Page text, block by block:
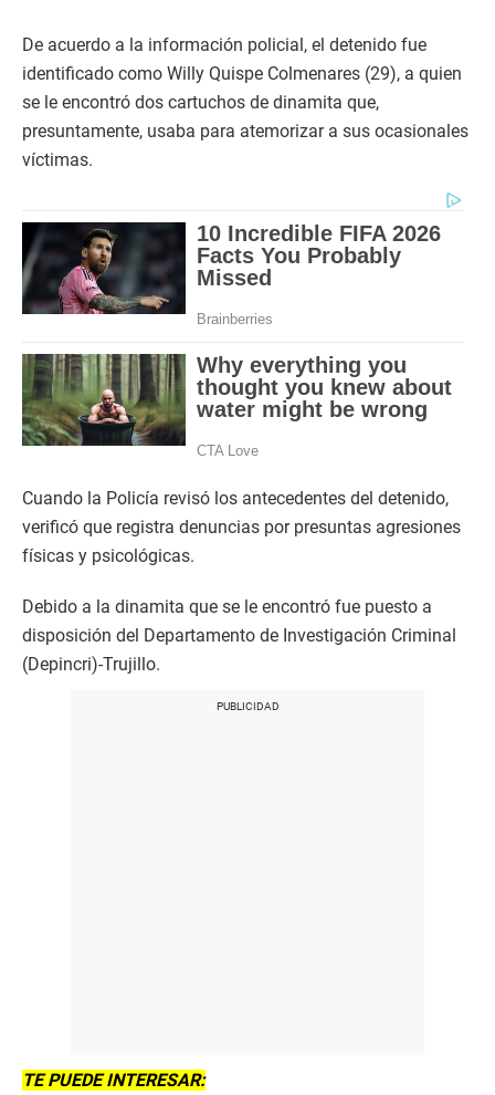
De acuerdo a la información policial, el detenido fue
identificado como Willy Quispe Colmenares (29), a quien
se le encontró dos cartuchos de dinamita que,
presuntamente, usaba para atemorizar a sus ocasionales
víctimas.
Cuando la Policía revisó los antecedentes del detenido,
verificó que registra denuncias por presuntas agresiones
físicas y psicológicas.
Debido a la dinamita que se le encontró fue puesto a
disposición del Departamento de Investigación Criminal
(Depincri)-Trujillo.
TE PUEDE INTERESAR: